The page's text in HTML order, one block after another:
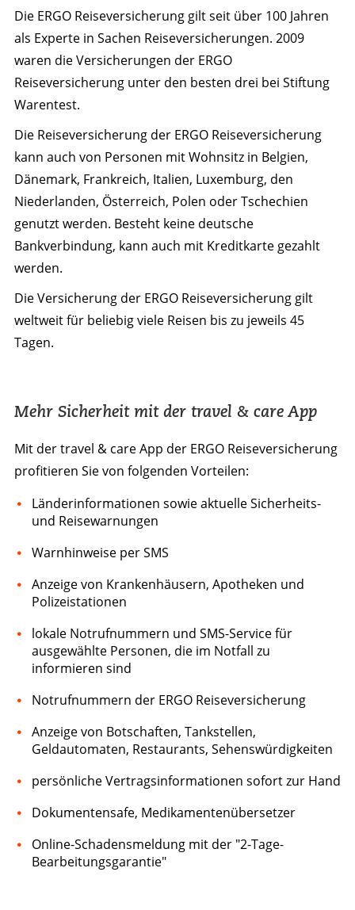
Die ERGO Reiseversicherung gilt seit über 100 Jahren
als Experte in Sachen Reiseversicherungen. 2009
waren die Versicherungen der ERGO
Reiseversicherung unter den besten drei bei Stiftung
Warentest.
Die Reiseversicherung der ERGO Reiseversicherung
kann auch von Personen mit Wohnsitz in Belgien,
Dänemark, Frankreich, Italien, Luxemburg, den
Niederlanden, Österreich, Polen oder Tschechien
genutzt werden. Besteht keine deutsche
Bankverbindung, kann auch mit Kreditkarte gezahlt
werden.
Die Versicherung der ERGO Reiseversicherung gilt
weltweit für beliebig viele Reisen bis zu jeweils 45
Tagen.
Mehr Sicherheit mit der travel & care App
Mit der travel & care App der ERGO Reiseversicherung
profitieren Sie von folgenden Vorteilen:
Länderinformationen sowie aktuelle Sicherheits-
und Reisewarnungen
Warnhinweise per SMS
Anzeige von Krankenhäusern, Apotheken und
Polizeistationen
lokale Notrufnummern und SMS-Service für
ausgewählte Personen, die im Notfall zu
informieren sind
Notrufnummern der ERGO Reiseversicherung
Anzeige von Botschaften, Tankstellen,
Geldautomaten, Restaurants, Sehenswürdigkeiten
persönliche Vertragsinformationen sofort zur Hand
Dokumentensafe, Medikamentenübersetzer
Online-Schadensmeldung mit der "2-Tage-
Bearbeitungsgarantie"